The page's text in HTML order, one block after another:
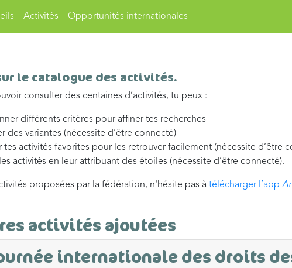
Activités Opportunités internationales
le catalogue des activités.
consulter des centaines d’activités, tu peux :
différents critères pour affiner tes recherches
des variantes (nécessite d’être connecté)
tes activités favorites pour les retrouver facilement (nécessite d’être
activités en leur attribuant des étoiles (nécessite d’être connecté).
proposées par la fédération, n'hésite pas à télécharger l’app
activités ajoutées
internationale des droits